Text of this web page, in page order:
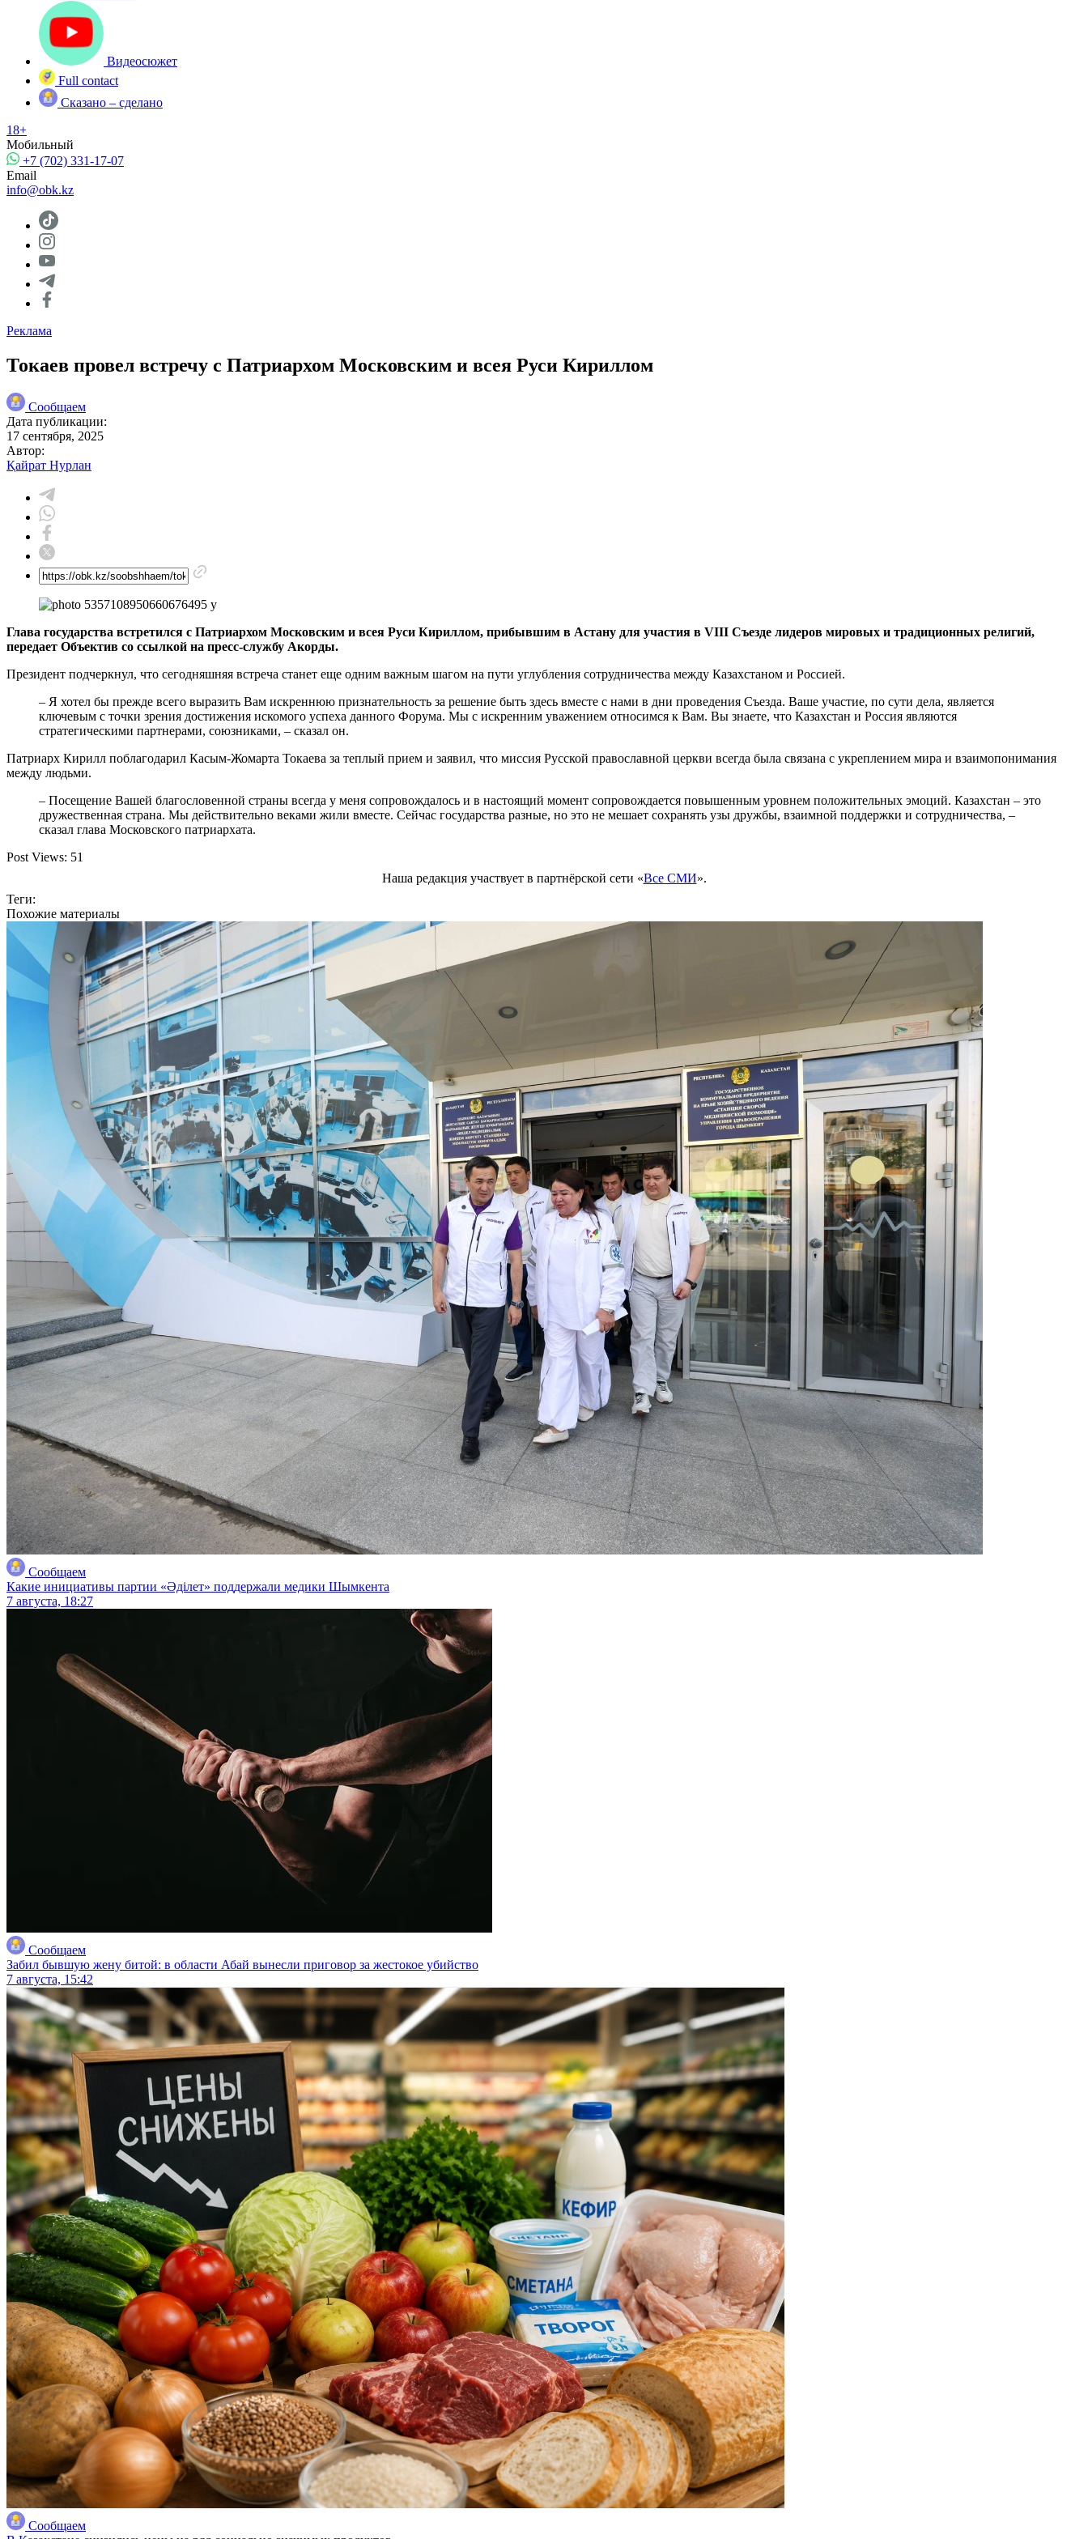
Видеосюжет
Full contact
Сказано – сделано
18+
Мобильный
+7 (702) 331-17-07
Email
info@obk.kz
Реклама
Токаев провел встречу с Патриархом Московским и всея Руси Кириллом
Сообщаем
Дата публикации:
17 сентября, 2025
Автор:
Қайрат Нурлан
Глава государства встретился с Патриархом Московским и всея Руси Кириллом, прибывшим в Астану для участия в VIІI Съезде лидеров мировых и традиционных религий,
передает Объектив со ссылкой на пресс-службу Акорды.
Президент подчеркнул, что сегодняшняя встреча станет еще одним важным шагом на пути углубления сотрудничества между Казахстаном и Россией.
– Я хотел бы прежде всего выразить Вам искреннюю признательность за решение быть здесь вместе с нами в дни проведения Съезда. Ваше участие, по сути дела, является
ключевым с точки зрения достижения искомого успеха данного Форума. Мы с искренним уважением относимся к Вам. Вы знаете, что Казахстан и Россия являются
стратегическими партнерами, союзниками, – сказал он.
Патриарх Кирилл поблагодарил Касым-Жомарта Токаева за теплый прием и заявил, что миссия Русской православной церкви всегда была связана с укреплением мира и взаимопонимания
между людьми.
– Посещение Вашей благословенной страны всегда у меня сопровождалось и в настоящий момент сопровождается повышенным уровнем положительных эмоций. Казахстан – это
дружественная страна. Мы действительно веками жили вместе. Сейчас государства разные, но это не мешает сохранять узы дружбы, взаимной поддержки и сотрудничества, –
сказал глава Московского патриархата.
Post Views: 51
Наша редакция участвует в партнёрской сети «Все СМИ».
Теги:
Похожие материалы
Сообщаем
Какие инициативы партии «Әділет» поддержали медики Шымкента
7 августа, 18:27
Сообщаем
Забил бывшую жену битой: в области Абай вынесли приговор за жестокое убийство
7 августа, 15:42
Сообщаем